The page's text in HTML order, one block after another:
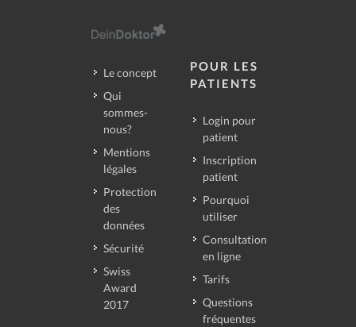
Le concept
Qui
sommes-
nous?
Mentions
légales
Protection
des
données
Sécurité
Swiss
Award
2017
POUR LES
PATIENTS
Login pour
patient
Inscription
patient
Pourquoi
utiliser
Consultation
en ligne
Tarifs
Questions
fréquentes